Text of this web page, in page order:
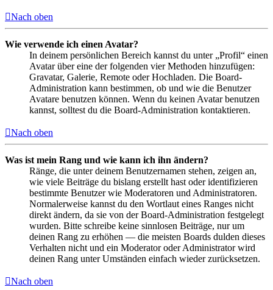
Nach oben
Wie verwende ich einen Avatar?
In deinem persönlichen Bereich kannst du unter „Profil“ einen
Avatar über eine der folgenden vier Methoden hinzufügen:
Gravatar, Galerie, Remote oder Hochladen. Die Board-
Administration kann bestimmen, ob und wie die Benutzer
Avatare benutzen können. Wenn du keinen Avatar benutzen
kannst, solltest du die Board-Administration kontaktieren.
Nach oben
Was ist mein Rang und wie kann ich ihn ändern?
Ränge, die unter deinem Benutzernamen stehen, zeigen an,
wie viele Beiträge du bislang erstellt hast oder identifizieren
bestimmte Benutzer wie Moderatoren und Administratoren.
Normalerweise kannst du den Wortlaut eines Ranges nicht
direkt ändern, da sie von der Board-Administration festgelegt
wurden. Bitte schreibe keine sinnlosen Beiträge, nur um
deinen Rang zu erhöhen — die meisten Boards dulden dieses
Verhalten nicht und ein Moderator oder Administrator wird
deinen Rang unter Umständen einfach wieder zurücksetzen.
Nach oben